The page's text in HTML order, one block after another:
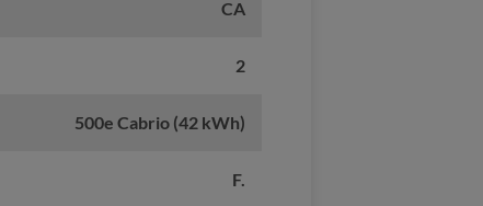
CA
2
500e Cabrio (42 kWh)
F.